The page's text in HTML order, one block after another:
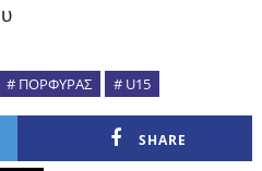
# ΠΟΡΦΥΡΑΣ # U15
SHARE